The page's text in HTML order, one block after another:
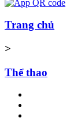
Trang chủ
>
Thể thao